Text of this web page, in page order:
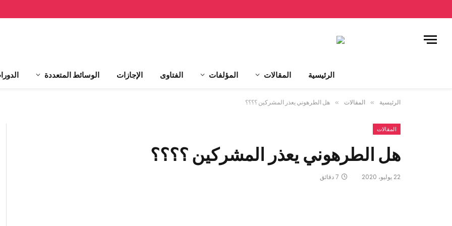
الرئيسية المقالات المؤلفات الفتاوى الإجازات الوسائط المتعددة
الرئيسية » المقالات » هل الطرهوني يعذر المشركين ؟؟؟؟
المقالات
هل الطرهوني يعذر المشركين ؟؟؟؟
22 يوليو، 2020 7 دقائق